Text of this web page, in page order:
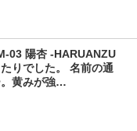
03 陽杏 -HARUANZU
りでした。 名前の通
。黄みが強…